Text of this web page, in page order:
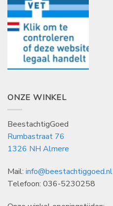
ONZE WINKEL
BeestachtigGoed
Rumbastraat 76
1326 NH Almere
Mail: info@beestachtiggoed.nl
Telefoon: 036-5230258